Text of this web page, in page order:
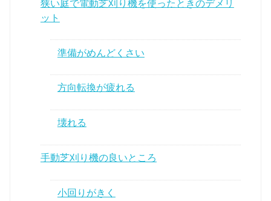
狭い庭で電動芝刈り機を使ったときのデメリ
ット
準備がめんどくさい
方向転換が疲れる
壊れる
手動芝刈り機の良いところ
小回りがきく